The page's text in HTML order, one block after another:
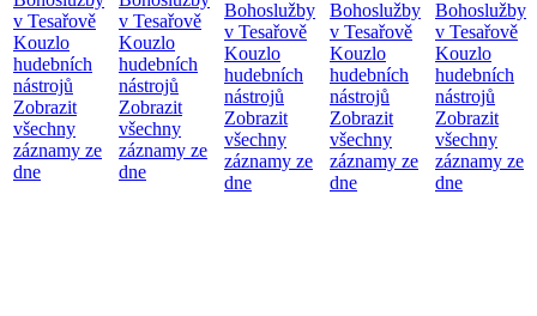
v Tesařově
Kouzlo
hudebních
nástrojů
Zobrazit
všechny
záznamy ze
dne
v Tesařově
Kouzlo
hudebních
nástrojů
Zobrazit
všechny
záznamy ze
dne
Bohoslužby
v Tesařově
Kouzlo
hudebních
nástrojů
Zobrazit
všechny
záznamy ze
dne
Bohoslužby
v Tesařově
Kouzlo
hudebních
nástrojů
Zobrazit
všechny
záznamy ze
dne
Bohoslužby
v Tesařově
Kouzlo
hudebních
nástrojů
Zobrazit
všechny
záznamy ze
dne